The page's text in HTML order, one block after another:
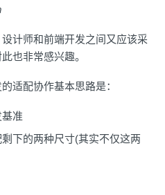
计师和前端开发之间又应该采
也非常感兴趣。
适配协作基本思路是：
准
下的两种尺寸(其实不仅这两